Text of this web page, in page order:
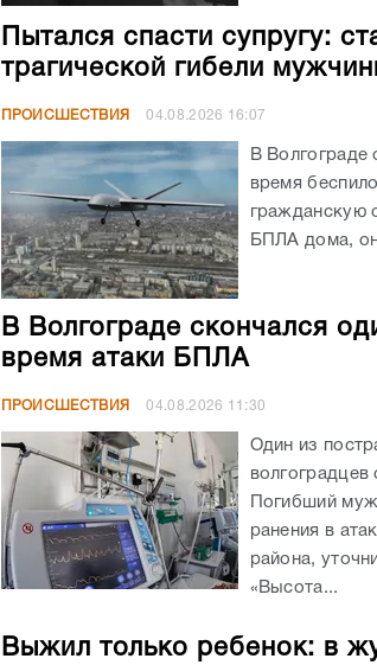
Пытался спасти супругу:
трагической гибели
ПРОИСШЕСТВИЯ 04.08.2026 16:07
В Волгограде
время
гражданскую
БПЛА дома,
В Волгограде скончался
время атаки БПЛА
ПРОИСШЕСТВИЯ 04.08.2026 11:30
Один из
Погибший
ранения в
района,
«Высота...
Выжил только ребенок: в